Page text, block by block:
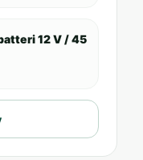
12 V / 45